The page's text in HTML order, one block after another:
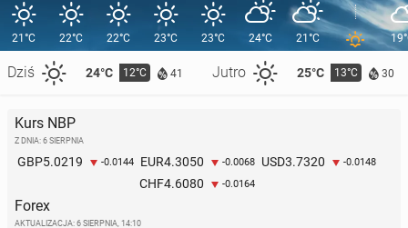
21°C
Dziś 24°C 12°C 41 Jutro 25°C 13°C 30
22°C 22°C 23°C 23°C 24°C 21°C
Kurs NBP
Z DNIA: 6 SIERPNIA
GBP5.0219 -0.0144 EUR4.3050 -0.0068 USD3.7320 -0.0148
CHF4.6080 -0.0164
Forex
AKTUALIZACJA: 6 SIERPNIA, 14:10